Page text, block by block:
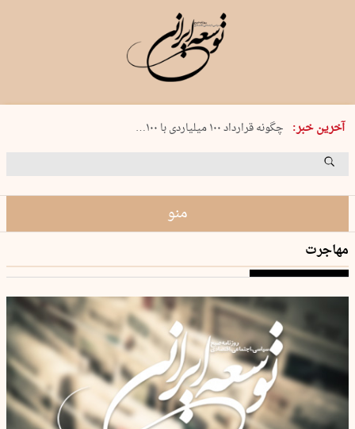
آخرین خبر:
شنبه 17 مرداد 1405 شماره 2244
چگونه قرارداد ۱۰۰ میلیاردی با ۱۰۰…
پنجره‌ای که باز نشد
منو
مهاجرت